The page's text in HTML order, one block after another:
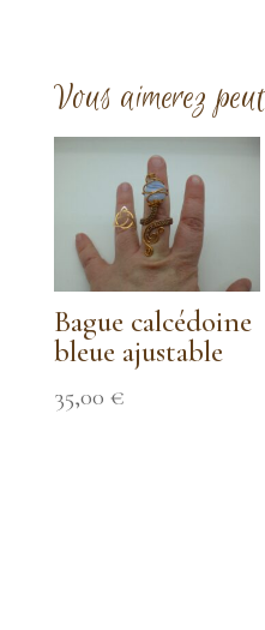
Vous aimerez
Bague calcédoine
bleue ajustable
35,00 €